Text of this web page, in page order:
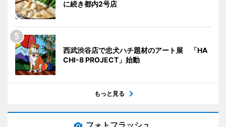
に続き都内2号店
西武渋谷店で忠犬ハチ題材のアート展 「HA
CHI-8 PROJECT」始動
もっと見る
フォトフラッシュ